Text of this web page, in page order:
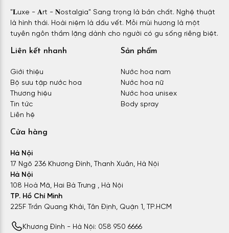
"𝐋uxe - 𝐀rt - 𝐍ostalgia" Sang trọng là bản chất. Nghệ thuật
là hình thái. Hoài niệm là dấu vết. Mỗi mùi hương là một
tuyên ngôn thầm lặng dành cho người có gu sống riêng biệt.
Liên kết nhanh
Giới thiệu
Bộ sưu tập nước hoa
Thương hiệu
Tin tức
Liên hệ
Sản phẩm
Nước hoa nam
Nước hoa nữ
Nước hoa unisex
Body spray
Cửa hàng
Hà Nội
17 Ngõ 236 Khương Đình, Thanh Xuân, Hà Nội
Hà Nội
108 Hoà Mã, Hai Bà Trưng , Hà Nội
TP. Hồ Chí Minh
225F Trần Quang Khải, Tân Định, Quận 1, TP.HCM
Khương Đình - Hà Nội: 058 950 6666